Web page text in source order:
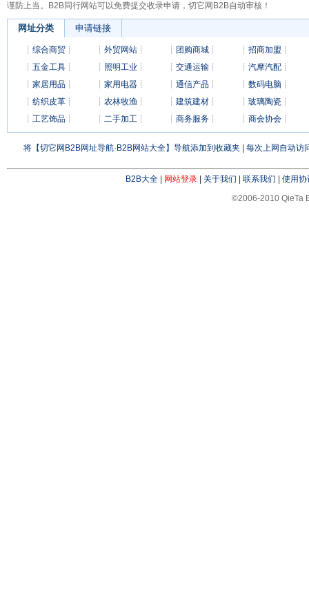
谨防上当。B2B同行网站可以免费提交收录申请，切它网B2B自动审核！
网址分类 申请链接
┊ 综合商贸 ┊ ┊ 外贸网站 ┊ ┊ 团购商城 ┊ ┊ 招商加盟 ┊
┊ 五金工具 ┊ ┊ 照明工业 ┊ ┊ 交通运输 ┊ ┊ 汽摩汽配┊
┊ 家居用品 ┊ ┊ 家用电器 ┊ ┊ 通信产品 ┊ ┊ 数码电脑 ┊
┊ 纺织皮革 ┊ ┊ 农林牧渔 ┊ ┊ 建筑建材 ┊ ┊ 玻璃陶瓷┊
┊ 工艺饰品 ┊ ┊ 二手加工 ┊ ┊ 商务服务 ┊ ┊ 商会协会┊
将【切它网B2B网址导航·B2B网站大全】导航添加到收藏夹 每次上网自动访
B2B大全| 网站登录| 关于我们 联系我们
使用协
©2006-2010 QieTa